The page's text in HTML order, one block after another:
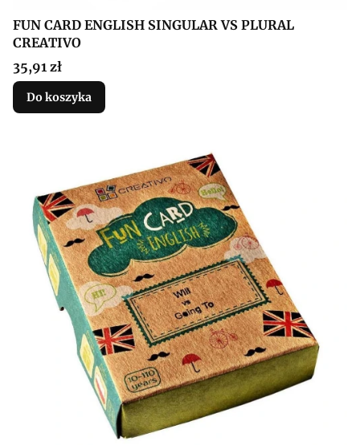
FUN CARD ENGLISH SINGULAR VS PLURAL
CREATIVO
Cena
35,91 zł
Do koszyka